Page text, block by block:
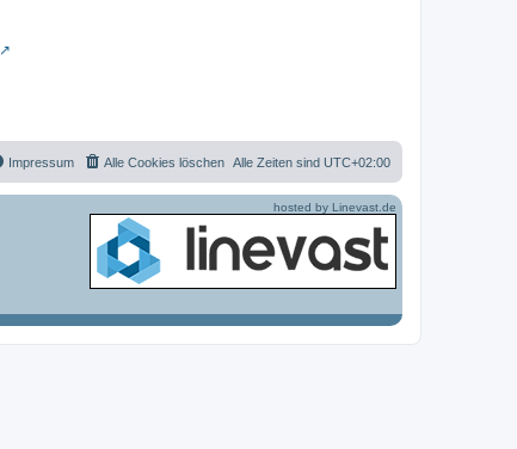
Alle Zeiten sind UTC+02:00
Alle Cookies löschen
Impressum
hosted by Linevast.de